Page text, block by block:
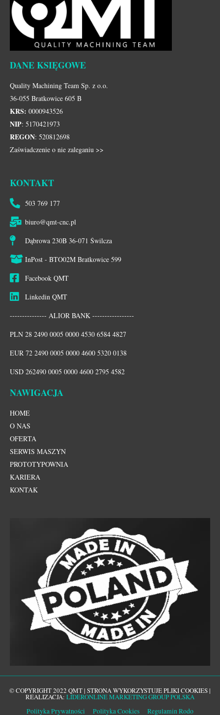
DANE KSIĘGOWE
Quality Machining Team Sp. z o.o.
36-055 Bratkowice 605 B
KRS: 0000943526
NIP: 5170421973
REGON: 520812698
Zaświadczenie o nie zaleganiu >>
KONTAKT
503 769 177
biuro@qmt-cnc.pl
Dąbrowa 230B 36-071 Świlcza
InPost - BTO02M Bratkowice 599
Facebook QMT
Linkedin QMT
--------------- ALIOR BANK -----------------
PLN 28 2490 0005 0000 4530 6584 4827
EUR 72 2490 0005 0000 4600 5320 0138
USD 262490 0005 0000 4600 2795 4582
NAWIGACJA
HOME
O NAS
OFERTA
SERWIS MASZYN
PROTOTYPOWNIA
KARIERA
KONTAK
© COPYRIGHT 2022 QMT | STRONA WYKORZYSTUJE PLIKI COOKIES |
REALIZACJA: LIDERONLINE MARKETING GROUP POLSKA
Polityka Prywatności
Polityka Cookies Regulamin Rodo